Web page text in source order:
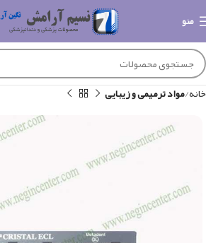
منو
خانه مواد ترمیمی و زیبایی